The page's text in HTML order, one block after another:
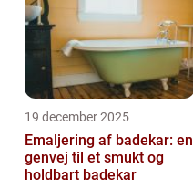
19 december 2025
Emaljering af badekar: en
genvej til et smukt og
holdbart badekar